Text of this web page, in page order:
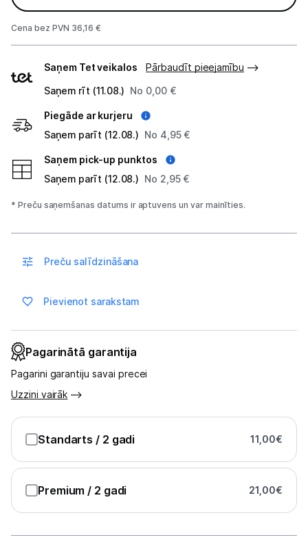
Tosteri
Augļu žāvētāji
Sulu spiedes
Gaļas maļamās mašīnas
Maizes krāsnis
Multivārāmie katli
Friteri
Vakuuma iepakotāji
Ūdens gāzēšanas aparāti
Mazās plītis
Ledus un saldējuma mašīnas
Apģērbu kopšana
Cena bez PVN 36,16 €
veidi
Saņem Tet veikalos
Pārbaudīt pieejamību
Saņem rīt (11.08.) No 0,00 €
Piegāde ar kurjeru
Saņem parīt (12.08.) No 4,95 €
Saņem pick-up punktos
Saņem parīt (12.08.) No 2,95 €
* Preču saņemšanas datums ir aptuvens un var mainīties.
Preču salīdzināšana
Pievienot sarakstam
Pagarinātā garantija
Pagarini garantiju savai precei
Uzzini vairāk
Standarts / 2 gadi 11,00€
Premium / 2 gadi 21,00€